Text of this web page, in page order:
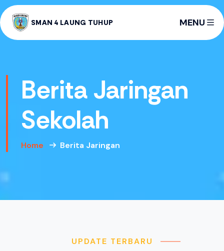
SMAN 4 LAUNG TUHUP MENU
Berita Jaringan
Sekolah
Home Berita Jaringan
UPDATE TERBARU